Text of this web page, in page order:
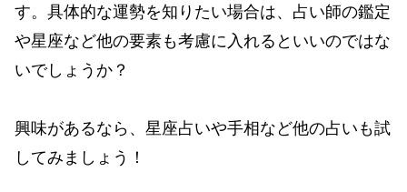
す。具体的な運勢を知りたい場合は、占い師の鑑定
や星座など他の要素も考慮に入れるといいのではな
いでしょうか？
興味があるなら、星座占いや手相など他の占いも試
してみましょう！